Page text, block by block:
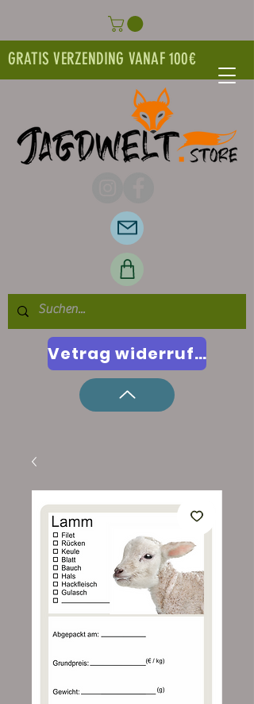
GRATIS VERZENDING VANAF 100€
Vetrag widerrufen